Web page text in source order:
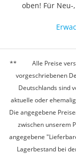
oben! Für
Alle Preise
vorgeschriebenen
Deutschlands sind
aktuelle oder
Die angegebene
zwischen unserem
angegebene
Lagerbestand bei